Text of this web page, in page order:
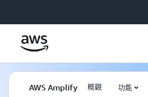
AWS Amplify 概觀 功能